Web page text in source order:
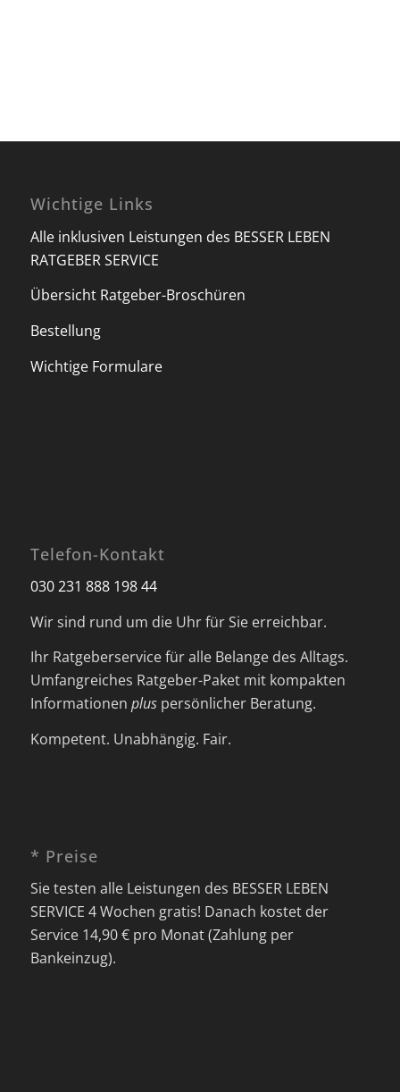
Wichtige Links
Alle inklusiven Leistungen des BESSER LEBEN
RATGEBER SERVICE
Übersicht Ratgeber-Broschüren
Bestellung
Wichtige Formulare
Telefon-Kontakt
030 231 888 198 44
Wir sind rund um die Uhr für Sie erreichbar.
Ihr Ratgeberservice für alle Belange des Alltags.
Umfangreiches Ratgeber-Paket mit kompakten
Informationen pluspersönlicher Beratung.
Kompetent. Unabhängig. Fair.
* Preise
Sie testen alle Leistungen des BESSER LEBEN
SERVICE 4 Wochen gratis! Danach kostet der
Service 14,90 € pro Monat (Zahlung per
Bankeinzug).